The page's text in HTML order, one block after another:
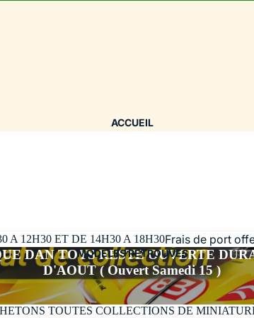
ACCUEIL
MODÈLES RETROUVÉS
12H30 ET DE 14H30 A 18H30Frais de port
DAN TOYS RESTE OUVERTE
D'AOUT ( Ouvert Samedi 15 )
TOUTES COLLECTIONS DE